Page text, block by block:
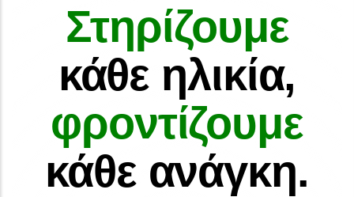
Στηρίζουμε
κάθε ηλικία,
φροντίζουμε
κάθε ανάγκη.